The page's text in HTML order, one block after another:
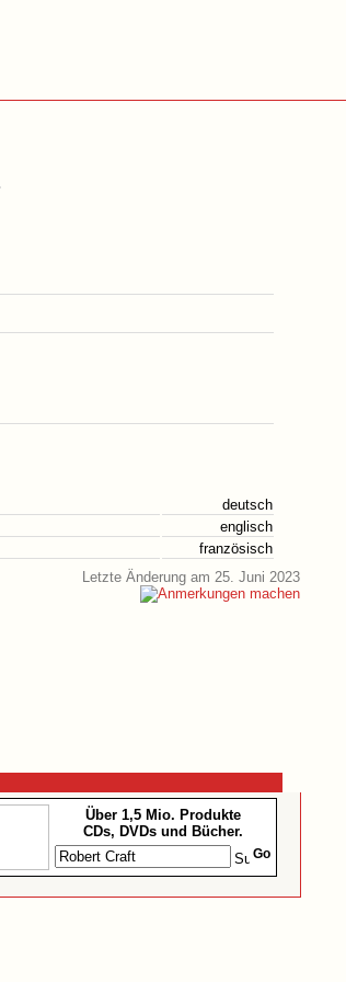
deutsch
englisch
französisch
Letzte Änderung am 25. Juni 2023
Über 1,5 Mio. Produkte
CDs, DVDs und Bücher.
Go